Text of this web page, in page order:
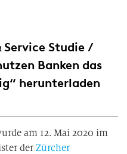
Service Studie /
Banken das
herunterladen
am 12. Mai 2020 im
derZürcher